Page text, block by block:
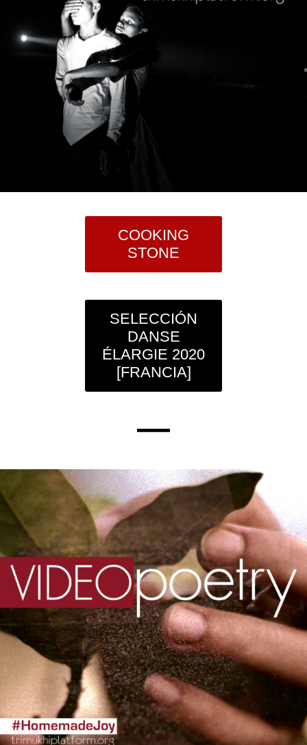
COOKING
STONE
SELECCIÓN
DANSE
ÉLARGIE 2020
[FRANCIA]
—